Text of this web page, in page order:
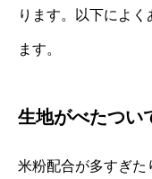
ります。以下によ
ます。
生地がべたつい
米粉配合が多すぎた